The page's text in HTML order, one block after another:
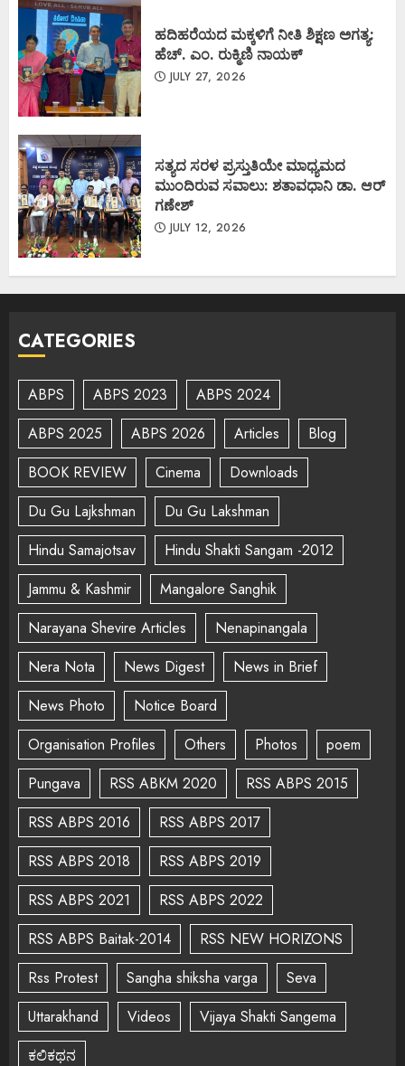
ಹದಿಹರೆಯದ ಮಕ್ಕಳಿಗೆ ನೀತಿ ಶಿಕ್ಷಣ ಅಗತ್ಯ:
ಹೆಚ್. ಎಂ. ರುಕ್ಮಿಣಿ ನಾಯಕ್
JULY 27, 2026
ಸತ್ಯದ ಸರಳ ಪ್ರಸ್ತುತಿಯೇ ಮಾಧ್ಯಮದ
ಮುಂದಿರುವ ಸವಾಲು: ಶತಾವಧಾನಿ ಡಾ. ಆರ್
ಗಣೇಶ್
JULY 12, 2026
CATEGORIES
ABPS ABPS 2023
ABPS 2024
ABPS 2025
ABPS 2026 Articles
Blog
BOOK REVIEW
Cinema
Downloads
Du Gu Lajkshman
Du Gu Lakshman
Hindu Samajotsav
Hindu Shakti Sangam -2012
Jammu & Kashmir
Mangalore Sanghik
Narayana Shevire Articles
Nenapinangala
Nera Nota
News Digest
News in Brief
News Photo
Notice Board
Organisation Profiles
Others Photos
poem
Pungava
RSS ABKM 2020
RSS ABPS 2015
RSS ABPS 2016
RSS ABPS 2017
RSS ABPS 2018
RSS ABPS 2019
RSS ABPS 2021
RSS ABPS 2022
RSS ABPS Baitak-2014
RSS NEW HORIZONS
Rss Protest
Sangha shiksha varga
Seva
Uttarakhand
Videos
Vijaya Shakti Sangema
ಕಲಿಕಥನ